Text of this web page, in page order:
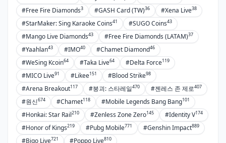
#Free Fire Diamonds3 #GASH Card (TW)36 #Xena Live38
#StarMaker: Sing Karaoke Coins41 #SUGO Coins43
#Mango Live Diamonds43 #Free Fire Diamonds (LATAM)37
#Yaahlan43 #IMO40 #Chamet Diamond46
#WeSing Kcoin64 #Taka Live64 #Delta Force119
#MICO Live91 #Likee151 #Blood Strike98
#Arena Breakout117 #붕괴: 스타레일470 #젠레스 존 제로407
#원신674 #Chamet118 #Mobile Legends Bang Bang101
#Honkai: Star Rail210 #Zenless Zone Zero145 #Identity V174
#Honor of Kings219 #Pubg Mobile771 #Genshin Impact889
#Bigo Live721 #Poppo Live810